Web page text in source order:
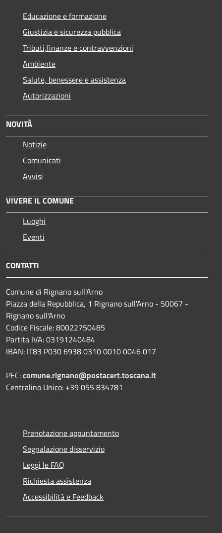
Educazione e formazione
Giustizia e sicurezza pubblica
Tributi,finanze e contravvenzioni
Ambiente
Salute, benessere e assistenza
Autorizzazioni
NOVITÀ
Notizie
Comunicati
Avvisi
VIVERE IL COMUNE
Luoghi
Eventi
CONTATTI
Comune di Rignano sull'Arno
Piazza della Repubblica, 1 Rignano sull'Arno - 50067 -
Rignano sull'Arno
Codice Fiscale: 80022750485
Partita IVA: 03191240484
IBAN: IT83 P030 6938 0310 0010 0046 017
PEC:comune.rignano@postacert.toscana.it
Centralino Unico: +39 055 834781
Prenotazione appuntamento
Segnalazione disservizio
Leggi le FAQ
Richiesta assistenza
Accessibilità e Feedback